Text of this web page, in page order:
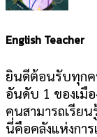
English Teacher
ยินดีต้อนรับทุกค
อันดับ 1 ของเมื
คนสามารถเรียน
นี่คือคลังแห่งกา